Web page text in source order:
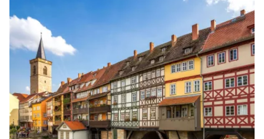
Continuați cu e-mailul